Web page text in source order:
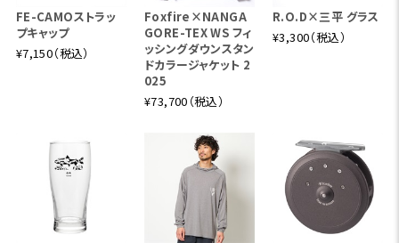
FE-CAMOストラッ
プキャップ
¥7,150（税込）
Foxfire×NANGA
GORE-TEX WS フィ
ッシングダウンスタン
ドカラージャケット 2
025
¥73,700（税込）
R.O.D×三平 グラス
¥3,300（税込）